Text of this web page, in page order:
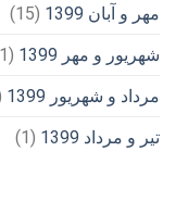
مهر و آبان 1399
(15)
شهریور و مهر 1399
(11)
مرداد و شهریور 1399
تیر و مرداد 1399
(1)